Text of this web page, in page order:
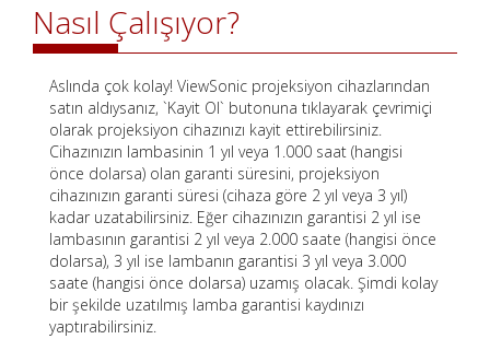
Nasıl Çalışıyor?
Aslında çok kolay! ViewSonic projeksiyon cihazlarından
satın aldıysanız, `Kayit Ol` butonuna tıklayarak çevrimiçi
olarak projeksiyon cihazınızı kayit ettirebilirsiniz.
Cihazınızın lambasinin 1 yıl veya 1.000 saat (hangisi
önce dolarsa) olan garanti süresini, projeksiyon
cihazınızın garanti süresi (cihaza göre 2 yıl veya 3 yıl)
kadar uzatabilirsiniz. Eğer cihazınızın garantisi 2 yıl ise
lambasının garantisi 2 yıl veya 2.000 saate (hangisi önce
dolarsa), 3 yıl ise lambanın garantisi 3 yıl veya 3.000
saate (hangisi önce dolarsa) uzamış olacak. Şimdi kolay
bir şekilde uzatılmış lamba garantisi kaydınızı
yaptırabilirsiniz.